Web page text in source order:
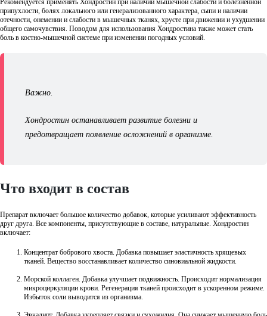
припухлости, болях локального или генерализованного характера, сыпи и наличии
отечности, онемении и слабости в мышечных тканях, хрусте при движении и ухудшении
общего самочувствия. Поводом для использования Хондростина также может стать
боль в костно-мышечной системе при изменении погодных условий.
Важно.
Хондростин останавливает развитие болезни и
предотвращает появление осложнений в организме.
Что входит в состав
Препарат включает большое количество добавок, которые усиливают эффективность
друг друга. Все компоненты, присутствующие в составе, натуральные. Хондростин
включает:
Концентрат бобрового хвоста. Добавка повышает эластичность хрящевых
тканей. Вещество восстанавливает количество синовиальной жидкости.
Морской коллаген. Добавка улучшает подвижность. Происходит нормализация
микроциркуляции крови. Регенерация тканей происходит в ускоренном режиме.
Избыток соли выводится из организма.